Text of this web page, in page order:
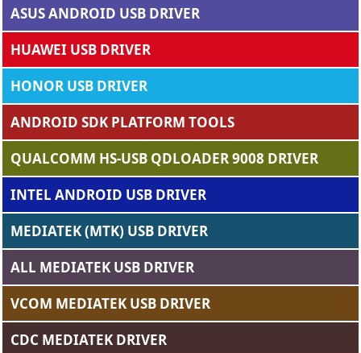
ASUS ANDROID USB DRIVER
HUAWEI USB DRIVER
HONOR USB DRIVER
ANDROID SDK PLATFORM TOOLS
QUALCOMM HS-USB QDLOADER 9008 DRIVER
INTEL ANDROID USB DRIVER
MEDIATEK (MTK) USB DRIVER
ALL MEDIATEK USB DRIVER
VCOM MEDIATEK USB DRIVER
CDC MEDIATEK DRIVER